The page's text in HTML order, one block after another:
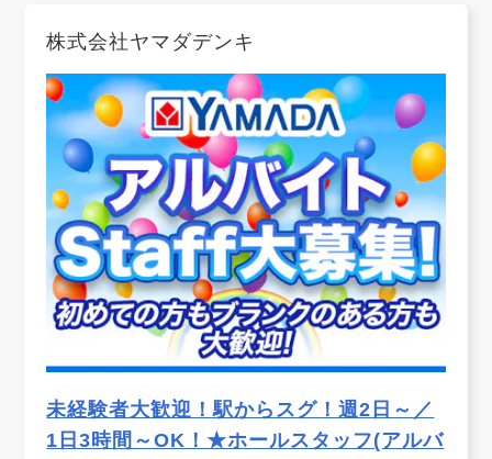
株式会社ヤマダデンキ
未経験者大歓迎！駅からスグ！週2日～／
1日3時間～OK！★ホールスタッフ(アルバ